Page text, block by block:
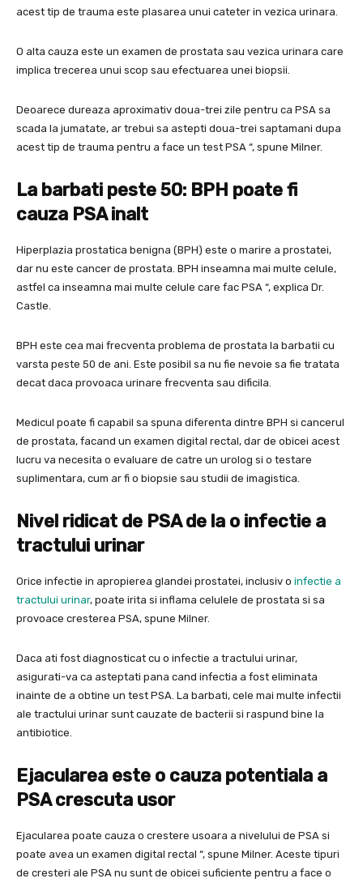
acest tip de trauma este plasarea unui cateter in vezica urinara.
O alta cauza este un examen de prostata sau vezica urinara care
implica trecerea unui scop sau efectuarea unei biopsii.
Deoarece dureaza aproximativ doua-trei zile pentru ca PSA sa
scada la jumatate, ar trebui sa astepti doua-trei saptamani dupa
acest tip de trauma pentru a face un test PSA “, spune Milner.
La barbati peste 50: BPH poate fi
cauza PSA inalt
Hiperplazia prostatica benigna (BPH) este o marire a prostatei,
dar nu este cancer de prostata. BPH inseamna mai multe celule,
astfel ca inseamna mai multe celule care fac PSA “, explica Dr.
Castle.
BPH este cea mai frecventa problema de prostata la barbatii cu
varsta peste 50 de ani. Este posibil sa nu fie nevoie sa fie tratata
decat daca provoaca urinare frecventa sau dificila.
Medicul poate fi capabil sa spuna diferenta dintre BPH si cancerul
de prostata, facand un examen digital rectal, dar de obicei acest
lucru va necesita o evaluare de catre un urolog si o testare
suplimentara, cum ar fi o biopsie sau studii de imagistica.
Nivel ridicat de PSA de la o infectie a
tractului urinar
Orice infectie in apropierea glandei prostatei, inclusiv o infectie a
tractului urinar, poate irita si inflama celulele de prostata si sa
provoace cresterea PSA, spune Milner.
Daca ati fost diagnosticat cu o infectie a tractului urinar,
asigurati-va ca asteptati pana cand infectia a fost eliminata
inainte de a obtine un test PSA. La barbati, cele mai multe infectii
ale tractului urinar sunt cauzate de bacterii si raspund bine la
antibiotice.
Ejacularea este o cauza potentiala a
PSA crescuta usor
Ejacularea poate cauza o crestere usoara a nivelului de PSA si
poate avea un examen digital rectal “, spune Milner. Aceste tipuri
de cresteri ale PSA nu sunt de obicei suficiente pentru a face o